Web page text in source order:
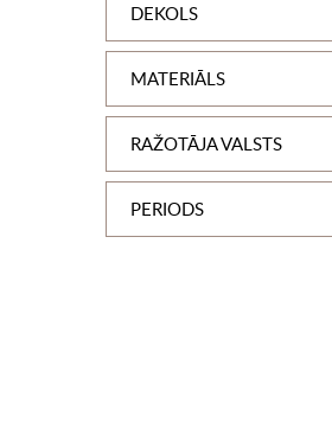
DEKOLS
MATERIĀLS
RAŽOTĀJA VALSTS
PERIODS